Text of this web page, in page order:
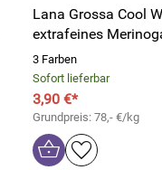
Lana Grossa Cool
extrafeines
3 Farben
Sofort lieferbar
3,90 €*
Grundpreis: 78,- €/kg